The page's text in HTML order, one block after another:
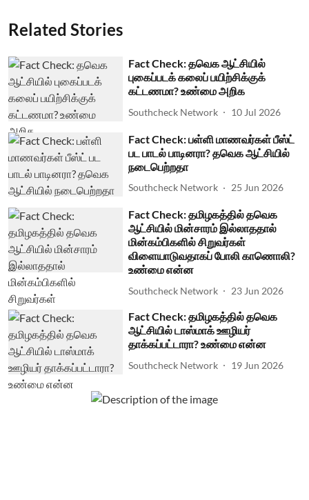
Related Stories
Fact Check: தவெக ஆட்சியில்
புகைப்படக் கலைப் பயிற்சிக்குக்
கட்டணமா? உண்மை அறிக
Southcheck Network 10 Jul 2026
Fact Check: பள்ளி மாணவர்கள் பீஸ்ட்
பட பாடல் பாடினரா? தவெக ஆட்சியில்
நடைபெற்றதா
Southcheck Network 25 Jun 2026
Fact Check: தமிழகத்தில் தவெக
ஆட்சியில் மின்சாரம் இல்லாததால்
மின்கம்பிகளில் சிறுவர்கள்
விளையாடுவதாகப் போலி காணொலி?
உண்மை என்ன
Southcheck Network 23 Jun 2026
Fact Check: தமிழகத்தில் தவெக
ஆட்சியில் டாஸ்மாக் ஊழியர்
தாக்கப்பட்டாரா? உண்மை என்ன
Southcheck Network 19 Jun 2026